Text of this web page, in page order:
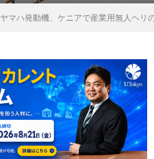
ヤマハ発動機、ケニアで産業用無人ヘリ